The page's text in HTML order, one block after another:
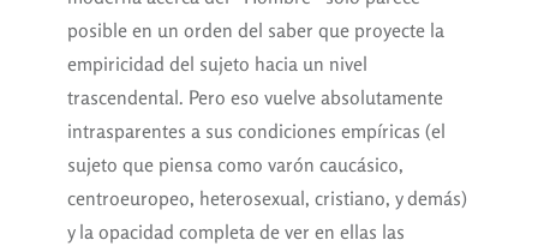
posible en un orden del saber que proyecte la
empiricidad del sujeto hacia un nivel
trascendental. Pero eso vuelve absolutamente
intrasparentes a sus condiciones empíricas (el
sujeto que piensa como varón caucásico,
centroeuropeo, heterosexual, cristiano, y demás)
y la opacidad completa de ver en ellas las